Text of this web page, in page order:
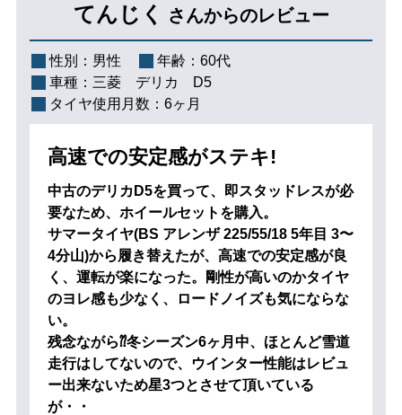
てんじく さんからのレビュー
性別： 男性 年齢： 60代
車種： 三菱 デリカ D5
タイヤ使用月数： 6ヶ月
高速での安定感がステキ!
中古のデリカD5を買って、即スタッドレスが必
要なため、ホイールセットを購入。
サマータイヤ(BS アレンザ 225/55/18 5年目 3〜
4分山)から履き替えたが、高速での安定感が良
く、運転が楽になった。剛性が高いのかタイヤ
のヨレ感も少なく、ロードノイズも気にならな
い。
残念ながら⁇冬シーズン6ヶ月中、ほとんど雪道
走行はしてないので、ウインター性能はレビュ
ー出来ないため星3つとさせて頂いている
が・・